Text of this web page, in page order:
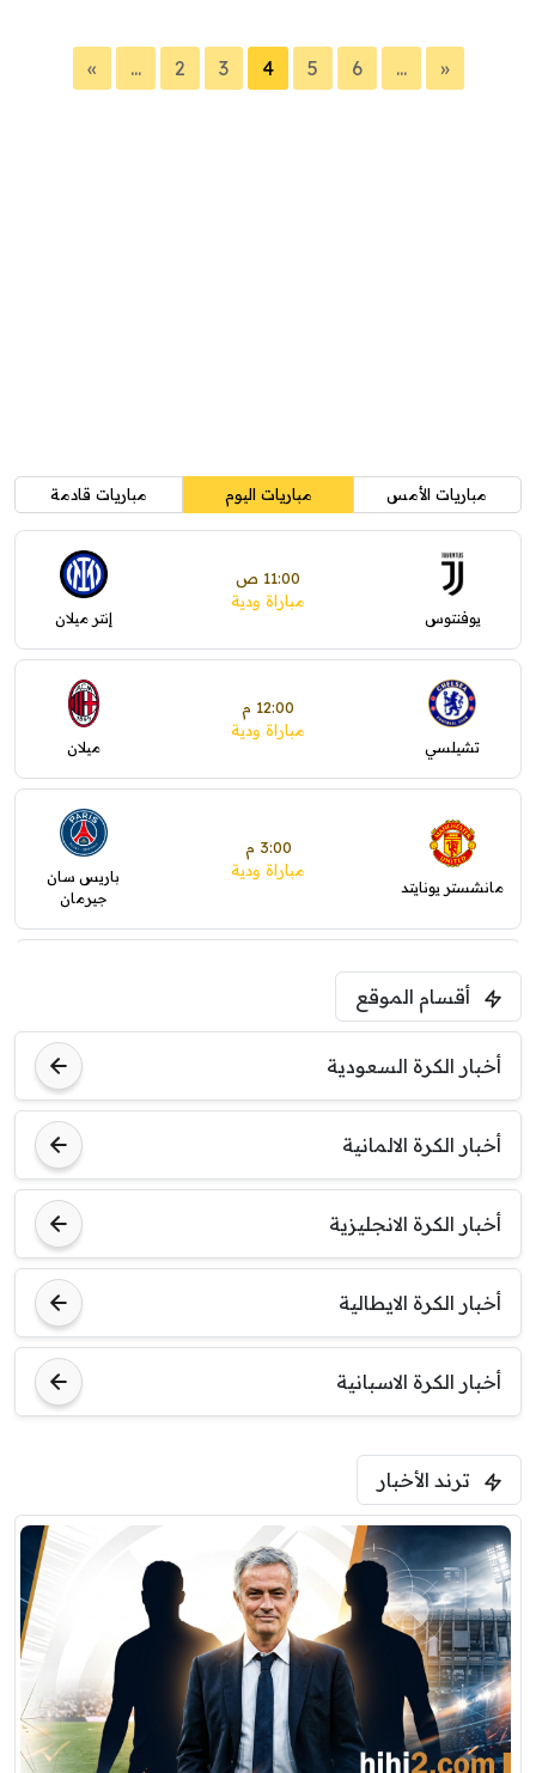
« ... 2 3 4 5 6 ... »
مباريات الأمس مباريات اليوم مباريات قادمة
يوفنتوس
11:00 ص
مباراة ودية
إنتر ميلان
تشيلسي
12:00 م
مباراة ودية
ميلان
مانشستر يونايتد
3:00 م
مباراة ودية
باريس سان
جيرمان
فرينتسفاروشي
ودية( ابو ظبي الرياضية -TV )
ريال مدريد
برشلونة
7:00 م
نوتنغهام فورست
مباراة ودية
برشلونة
أقسام الموقع
أخبار الكرة السعودية
أخبار الكرة الالمانية
أخبار الكرة الانجليزية
أخبار الكرة الايطالية
أخبار الكرة الاسبانية
ترند الأخبار